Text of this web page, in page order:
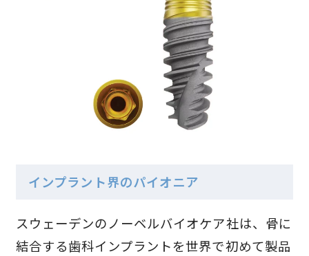
インプラント界のパイオニア
スウェーデンのノーベルバイオケア社は、骨に
結合する歯科インプラントを世界で初めて製品